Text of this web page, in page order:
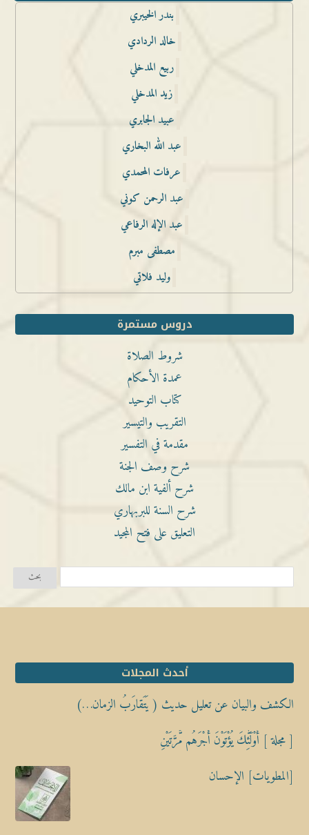
بندر الخيبري
خالد الردادي
ربيع المدخلي
زيد المدخلي
عبيد الجابري
عبد الله البخاري
عرفات المحمدي
عبد الرحمن كوني
عبد الإله الرفاعي
مصطفى مبرم
وليد فلاتي
دروس مستمرة
شروط الصلاة
عمدة الأحكام
كتاب التوحيد
التقريب والتيسير
مقدمة في التفسير
شرح وصف الجنة
شرح ألفية ابن مالك
شرح السنة للبربهاري
التعليق على فتح المجيد
أحدث المجلات
الكشف والبيان عن تعليل حديث ( يَتَقارَبُ الزمان…)
[ مجلة ] أُوْلَٰٓئِكَ يُؤْتَوْنَ أَجْرَهُم مَّرَّتَيْنِ
[المطويات] الإحسان